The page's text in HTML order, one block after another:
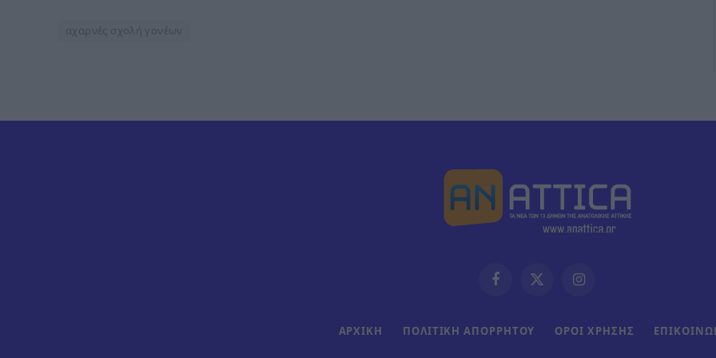
αχαρνές σχολή γονέων
FacebookX
Instagram
ΑΡΧΙΚΗ ΠΟΛΙΤΙΚΗ ΑΠΟΡΡΗΤΟΥ ΟΡΟΙ ΧΡΗΣΗΣ